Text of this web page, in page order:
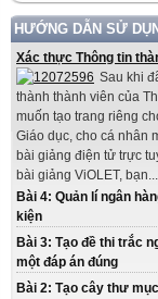
HƯỚNG DẪN SỬ
Xác thực Thông tin
Sau khi
thành thành viên của
muốn tạo trang riêng
Giáo dục, cho cá nhân
bài giảng điện tử trực
bài giảng ViOLET, bạn...
Bài 4: Quản lí ngân
kiện
Bài 3: Tạo đề thi trắc
một đáp án đúng
Bài 2: Tạo cây thư